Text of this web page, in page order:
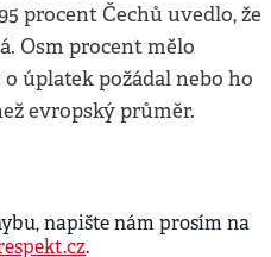
procent Čechů uvedlo, že
Osm procent mělo
úplatek požádal nebo ho
evropský průměr.
napište nám prosím na
.